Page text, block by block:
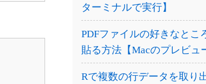
ターミナルで実行】
PDFファイルの好きなとこ
貼る方法【Macのプレビュ
Rで複数の行データを取り